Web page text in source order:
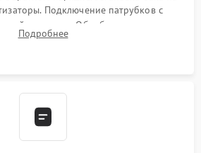
Подключение патрубков с
хомутами. Обработка стыков
возможных протечек воды.
Подробнее